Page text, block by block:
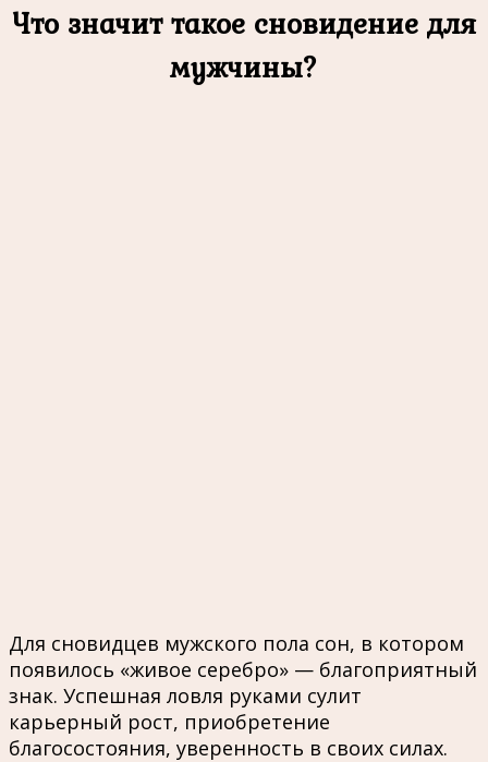
Что значит такое сновидение для
мужчины?
Для сновидцев мужского пола сон, в котором
появилось «живое серебро» — благоприятный
знак. Успешная ловля руками сулит
карьерный рост, приобретение
благосостояния, уверенность в своих силах.